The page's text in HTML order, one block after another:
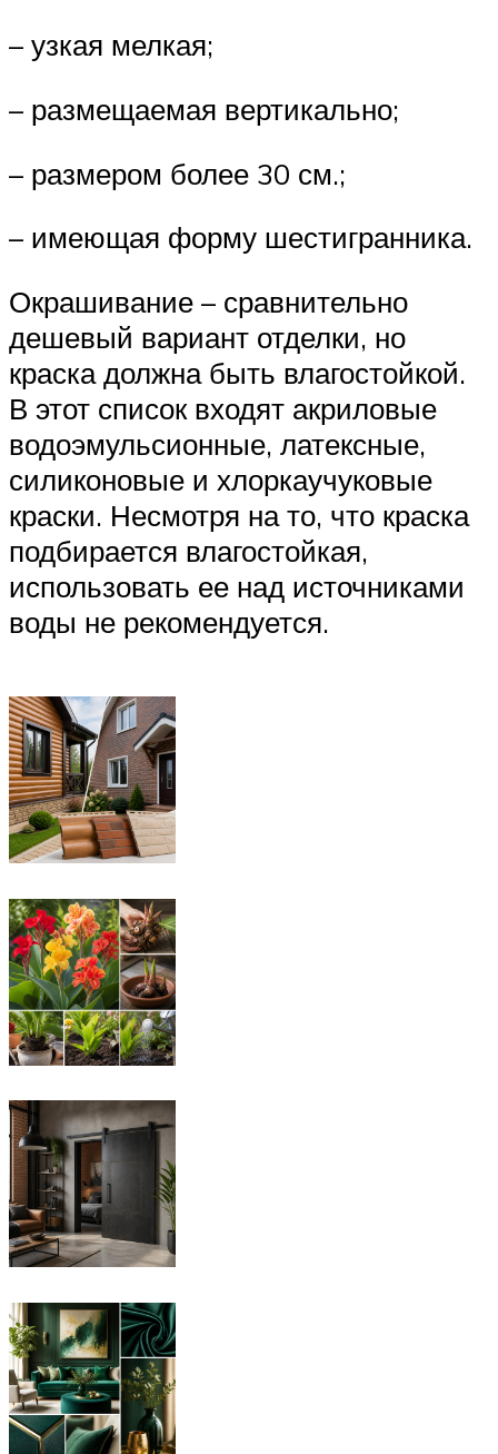
– узкая мелкая;
– размещаемая вертикально;
– размером более 30 см.;
– имеющая форму шестигранника.
Окрашивание – сравнительно
дешевый вариант отделки, но
краска должна быть влагостойкой.
В этот список входят акриловые
водоэмульсионные, латексные,
силиконовые и хлоркаучуковые
краски. Несмотря на то, что краска
подбирается влагостойкая,
использовать ее над источниками
воды не рекомендуется.